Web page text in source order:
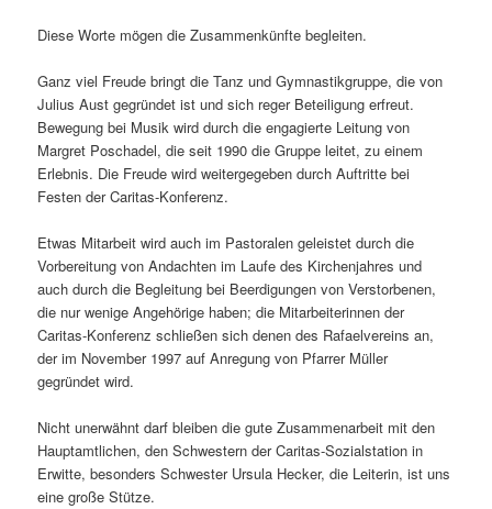
Diese Worte mögen die Zusammenkünfte begleiten.
Ganz viel Freude bringt die Tanz und Gymnastikgruppe, die von
Julius Aust gegründet ist und sich reger Beteiligung erfreut.
Bewegung bei Musik wird durch die engagierte Leitung von
Margret Poschadel, die seit 1990 die Gruppe leitet, zu einem
Erlebnis. Die Freude wird weitergegeben durch Auftritte bei
Festen der Caritas-Konferenz.
Etwas Mitarbeit wird auch im Pastoralen geleistet durch die
Vorbereitung von Andachten im Laufe des Kirchenjahres und
auch durch die Begleitung bei Beerdigungen von Verstorbenen,
die nur wenige Angehörige haben; die Mitarbeiterinnen der
Caritas-Konferenz schließen sich denen des Rafaelvereins an,
der im November 1997 auf Anregung von Pfarrer Müller
gegründet wird.
Nicht unerwähnt darf bleiben die gute Zusammenarbeit mit den
Hauptamtlichen, den Schwestern der Caritas-Sozialstation in
Erwitte, besonders Schwester Ursula Hecker, die Leiterin, ist uns
eine große Stütze.